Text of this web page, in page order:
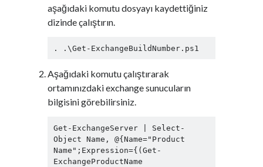
i
i
aşağıdaki komutu dosyayı kaydettiğiniz
dizinde çalıştırın.
. .\Get-ExchangeBuildNumber.ps1
Aşağıdaki komutu çalıştırarak
ortamınızdaki exchange sunucuların
bilgisini görebilirsiniz.
Get-ExchangeServer | Select-
Object Name, @{Name="Product
Name";Expression={(Get-
ExchangeProductName